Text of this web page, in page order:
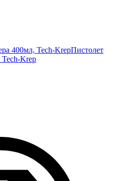
400мл, Tech-KrepПистолет
Tech-Krep